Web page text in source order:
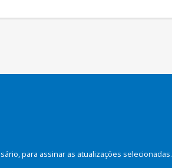
para assinar as atualizações selecionadas.